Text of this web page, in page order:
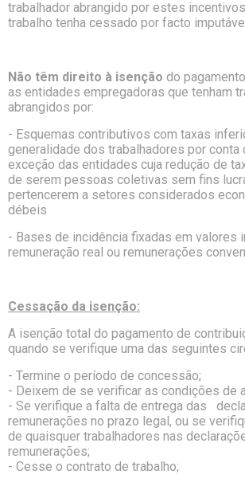
trabalhador abrangido por estes
trabalho tenha cessado por facto
Não têm direito à isenção do
as entidades empregadoras que tenham
abrangidos por:
- Esquemas contributivos com taxas
generalidade dos trabalhadores por conta
exceção das entidades cuja redução de
de serem pessoas coletivas sem fins
pertencerem a setores considerados
débeis
- Bases de incidência fixadas em valores
remuneração real ou remunerações
Cessação da isenção:
A isenção total do pagamento de
quando se verifique uma das seguintes
- Termine o período de concessão;
- Deixem de se verificar as condições de
- Se verifique a falta de entrega das
remunerações no prazo legal, ou se
de quaisquer trabalhadores nas
remunerações;
- Cesse o contrato de trabalho;